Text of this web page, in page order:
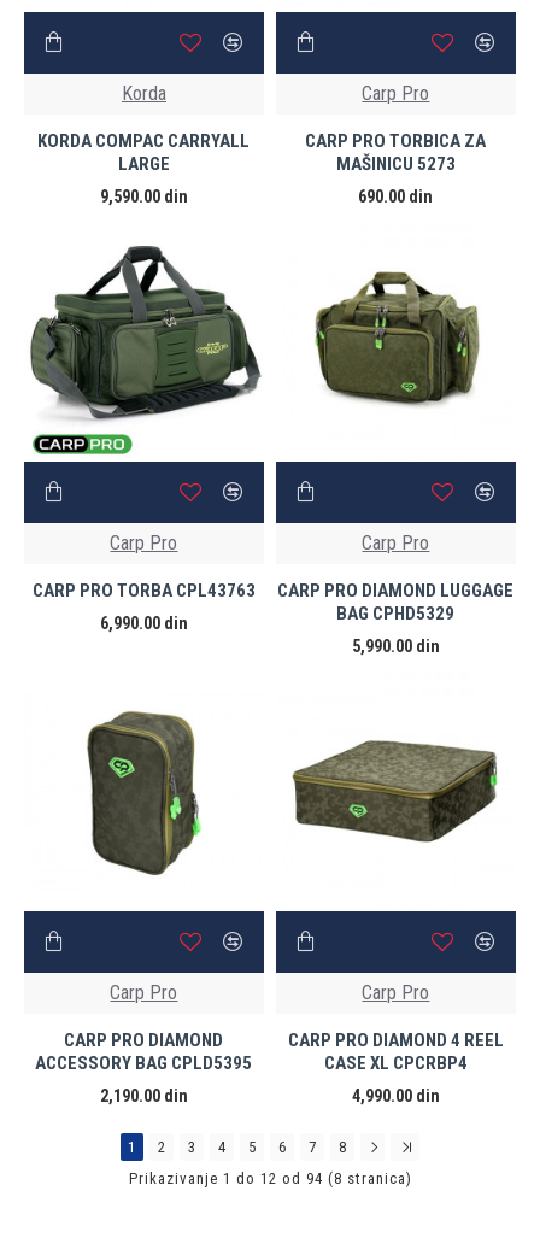
Korda
KORDA COMPAC CARRYALL
LARGE
9,590.00 din
Carp Pro
CARP PRO TORBICA ZA
MAŠINICU 5273
690.00 din
Carp Pro
CARP PRO TORBA CPL43763
6,990.00 din
Carp Pro
CARP PRO DIAMOND LUGGAGE
BAG CPHD5329
5,990.00 din
Carp Pro
CARP PRO DIAMOND
ACCESSORY BAG CPLD5395
2,190.00 din
Carp Pro
CARP PRO DIAMOND 4 REEL
CASE XL CPCRBP4
4,990.00 din
1 2 3 4 5 6 7
8
Prikazivanje 1 do 12 od 94 (8 stranica)